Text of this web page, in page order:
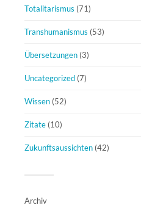
Totalitarismus (71)
Transhumanismus (53)
Übersetzungen (3)
Uncategorized (7)
Wissen (52)
Zitate (10)
Zukunftsaussichten (42)
Archiv